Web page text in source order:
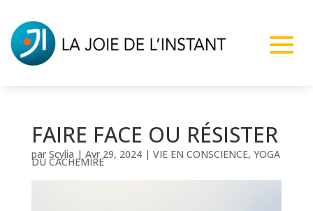
FAIRE FACE OU RÉSISTER
par Scylia | Avr 29, 2024| VIE EN CONSCIENCE, YOGA
DU CACHEMIRE